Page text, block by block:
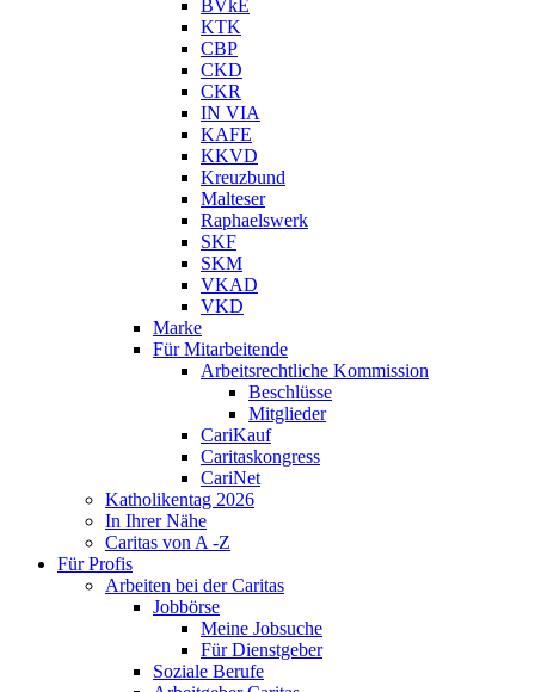
BVkE
KTK
CBP
CKD
CKR
IN VIA
KAFE
KKVD
Kreuzbund
Malteser
Raphaelswerk
SKF
SKM
VKAD
VKD
Marke
Für Mitarbeitende
Arbeitsrechtliche Kommission
Beschlüsse
Mitglieder
CariKauf
Caritaskongress
CariNet
Katholikentag 2026
In Ihrer Nähe
Caritas von A -Z
Für Profis
Arbeiten bei der Caritas
Jobbörse
Meine Jobsuche
Für Dienstgeber
Soziale Berufe